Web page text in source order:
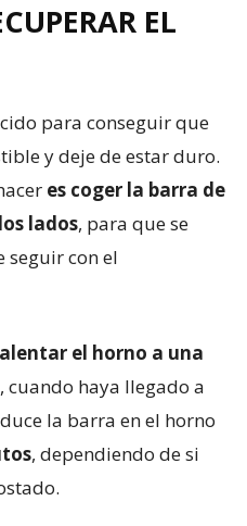
EL
para conseguir que
y deje de estar duro.
es coger la barra de
lados, para que se
seguir con el
el horno a una
cuando haya llegado a
la barra en el horno
, dependiendo de si